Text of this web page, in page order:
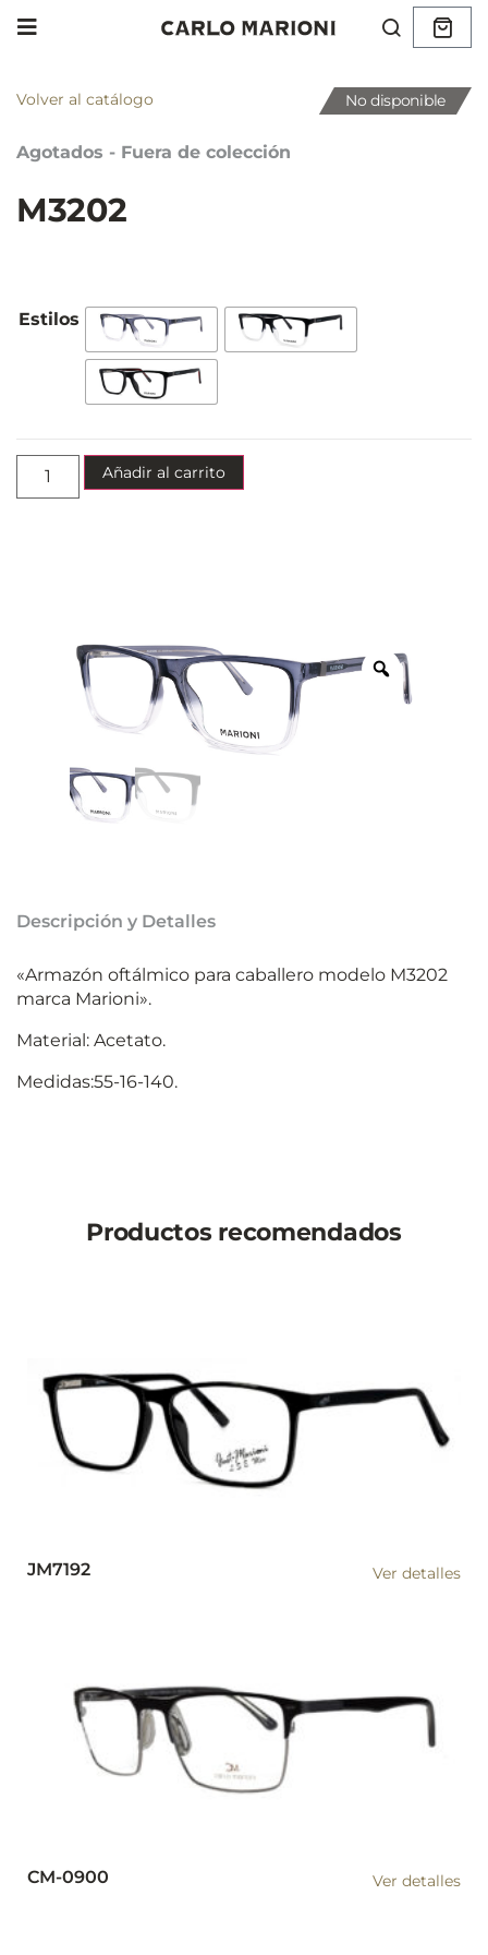
Descripción y Detalles
«Armazón oftálmico para caballero modelo M3202
marca Marioni».
Material: Acetato.
Medidas:55-16-140.
Volver al catálogo
Agotados - Fuera de colección
M3202
No disponible
Añadir al carrito
Productos recomendados
JM7192 Ver detalles
CM-0900 Ver detalles